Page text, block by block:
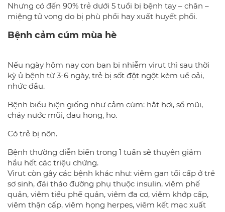
Nhưng có đến 90% trẻ dưới 5 tuổi bị bệnh tay – chân –
miệng tử vong do bị phù phổi hay xuất huyết phổi.
Bệnh cảm cúm mùa hè
Nếu ngày hôm nay con bạn bị nhiễm virut thì sau thời
kỳ ủ bệnh từ 3-6 ngày, trẻ bị sốt đột ngột kèm uể oải,
nhức đầu.
Bệnh biểu hiện giống như cảm cúm: hắt hơi, sổ mũi,
chảy nước mũi, đau họng, ho.
Có trẻ bị nôn.
Bệnh thường diễn biến trong 1 tuần sẽ thuyên giảm
hầu hết các triệu chứng.
Virut còn gây các bệnh khác như: viêm gan tối cấp ở trẻ
sơ sinh, đái tháo đường phụ thuộc insulin, viêm phế
quản, viêm tiểu phế quản, viêm đa cơ, viêm khớp cấp,
viêm thận cấp, viêm họng herpes, viêm kết mạc xuất